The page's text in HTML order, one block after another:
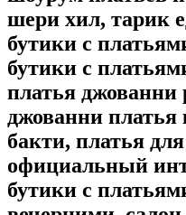
шери хил, тарик
бутики с
бутики с
платья джованни
джованни платья
бакти, платья
официальный
бутики с